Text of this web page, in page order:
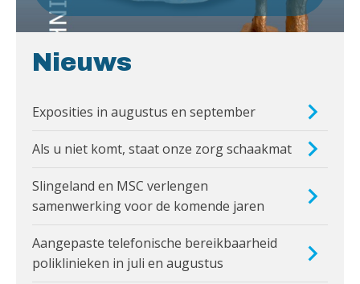
Nieuws
Exposities in augustus en september
Als u niet komt, staat onze zorg schaakmat
Slingeland en MSC verlengen
samenwerking voor de komende jaren
Aangepaste telefonische bereikbaarheid
poliklinieken in juli en augustus